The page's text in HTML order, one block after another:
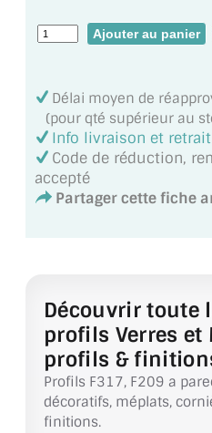
MIROIR TV
VERRE SUR MESURE
VERRE EXTRACLAIR
VERRE ANTI-REFLET
VERRE LAQUÉ/CRÉDENCE
VERRE FEUILLETÉ/
Délai moyen de
(pour qté supérieur au
Info livraison et retrait
Code de réduction,
accepté
Partager cette fiche
Découvrir toute
profils Verres et
profils &
Profils F317, F209 a
décoratifs, méplats,
finitions.